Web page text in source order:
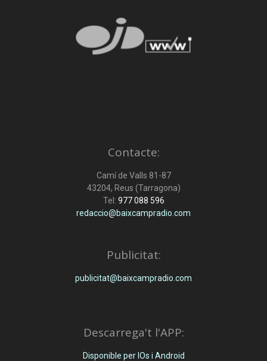
Contacte:
Camí de Valls 81-87
43204, Reus (Tarragona)
Tel: 977 088 596
redaccio@baixcampradio.com
Publicitat:
publicitat@baixcampradio.com
Descarrega't l'APP:
Disponible per IOs i Android